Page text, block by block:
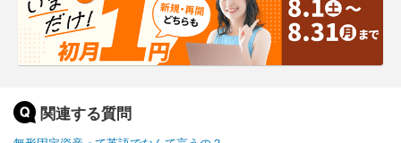
関連する質問